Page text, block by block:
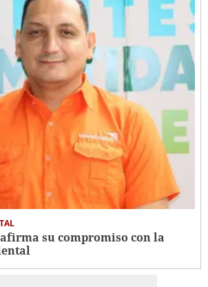
su compromiso con la